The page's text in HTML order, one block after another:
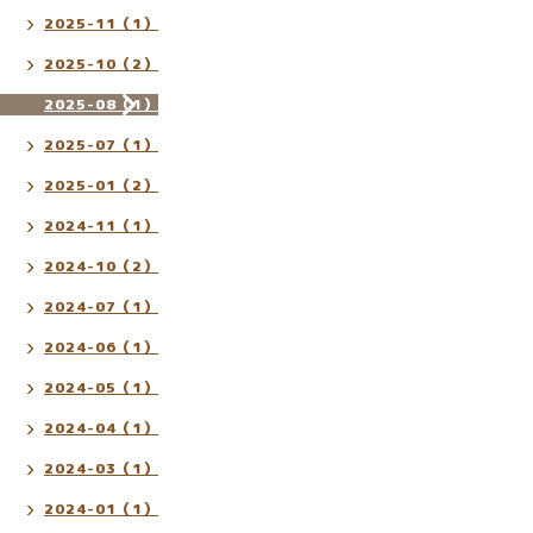
2025-11（1）
2025-10（2）
2025-08（1）
2025-07（1）
2025-01（2）
2024-11（1）
2024-10（2）
2024-07（1）
2024-06（1）
2024-05（1）
2024-04（1）
2024-03（1）
2024-01（1）